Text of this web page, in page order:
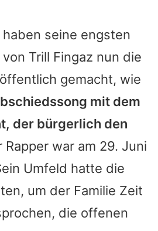
haben seine engsten
Trill Fingaz nun die
gemacht, wie
mit dem
, der bürgerlich den
Rapper war am 29. Juni
Umfeld hatte die
um der Familie Zeit
die offenen